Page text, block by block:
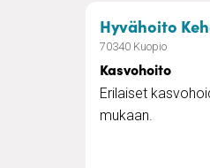
Hyvähoito
70340 Kuopio
Kasvohoito
Erilaiset
mukaan.